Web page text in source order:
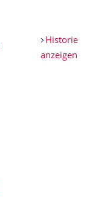
Historie
anzeigen